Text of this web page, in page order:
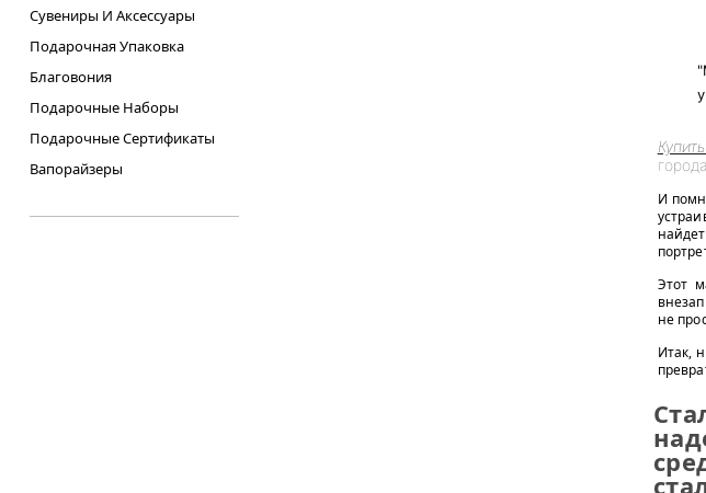
Сувениры И Аксессуары
Подарочная Упаковка
Благовония
Подарочные Наборы
Подарочные Сертификаты
Вапорайзеры
И
Этот
не
Итак,